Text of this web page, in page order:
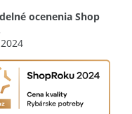
ocenenia Shop